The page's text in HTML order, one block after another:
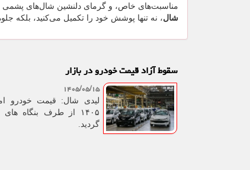
مناسبت‌های خاص، و گرمای دلنشین شال‌های
شال، نه تنها پوشش خود را تکمیل می‌کنید، بلکه
سقوط آزاد قیمت خودرو در بازار
۱۴۰۵/۰۵/۱۵
۱۴۰۵ از طرف بنگاه
گردید.